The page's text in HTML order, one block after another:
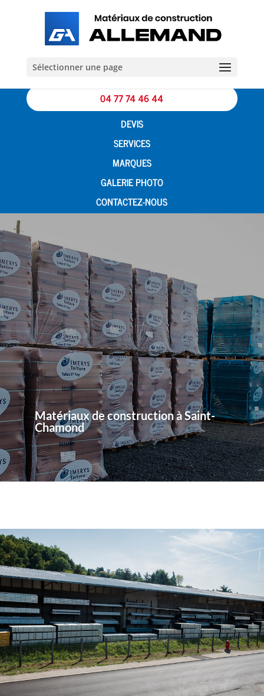
Sélectionner une page
04 77 74 46 44
DEVIS
SERVICES
MARQUES
GALERIE PHOTO
CONTACTEZ-NOUS
Matériaux de construction à Saint-
Chamond